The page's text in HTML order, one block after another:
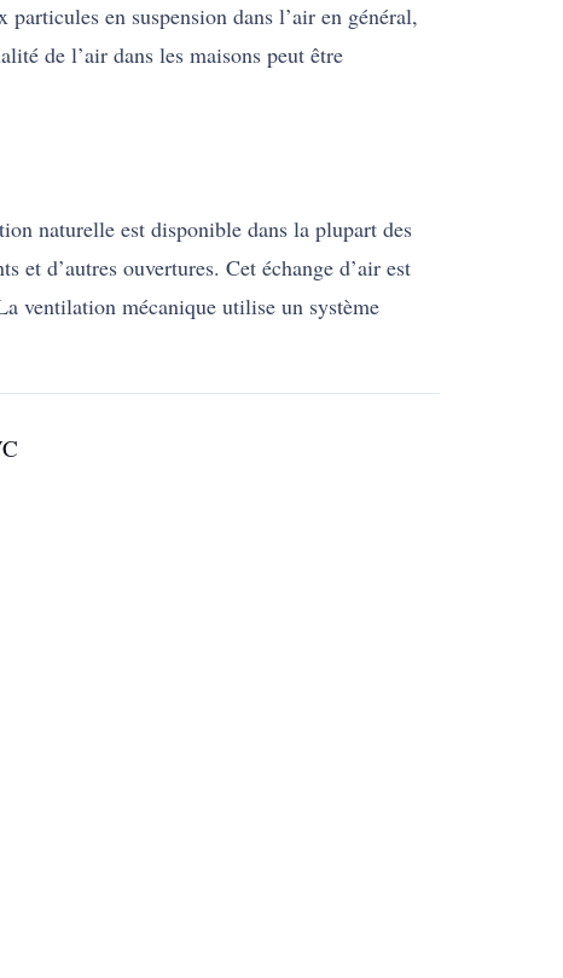
en suspension dans l’air en général,
de l’air dans les maisons peut être
naturelle est disponible dans la plupart des
et d’autres ouvertures. Cet échange d’air est
ventilation mécanique utilise un système